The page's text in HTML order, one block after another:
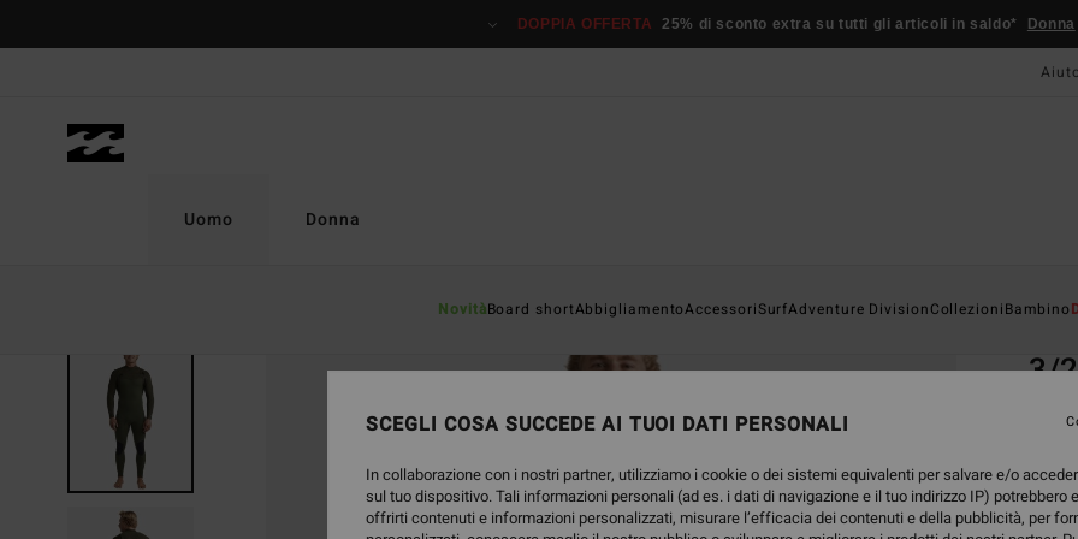
prodotto
DOPPIA OFFERTA 25% di sconto extra su tutti gli articoli in saldo* Donna
Uomo
NovitàBoard shortAbbigliamentoAccessoriSurfAdventure DivisionCollezioniBambino
Donna
3/
SCEGLI COSA SUCCEDE AI TUOI DATI PERSONALI
In collaborazione con i nostri partner, utilizziamo i cookie o dei sistemi equivalenti per salvare e/o
sul tuo dispositivo. Tali informazioni personali (ad es. i dati di navigazione e il tuo indirizzo IP) potrebbero
offrirti contenuti e informazioni personalizzati, misurare l’efficacia dei contenuti e della pubblicità, per